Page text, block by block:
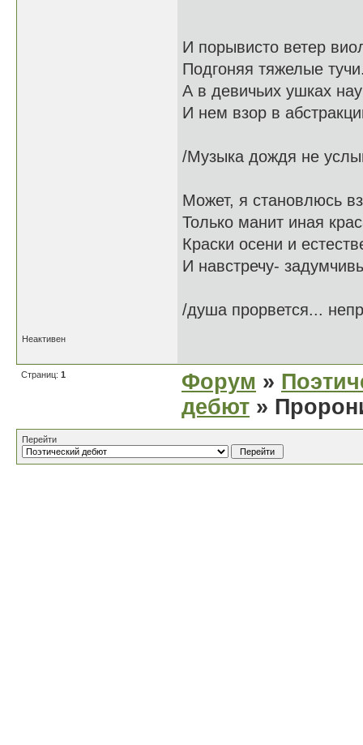
И порывисто ветер
Подгоняя тяжелые
А в девичьих ушках
И нем взор в
/Музыка дождя не
Может, я становлюсь
Только манит иная
Краски осени и
И навстречу-
/душа прорвется...
Неактивен
Страниц: 1 Форум »
дебют »
Перейти